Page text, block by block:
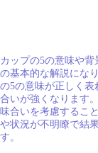
カップの5の意味や
の基本的な解説にな
の5の意味が正しく
合いが強くなります
味合いを考慮するこ
や状況が不明瞭で結
す。